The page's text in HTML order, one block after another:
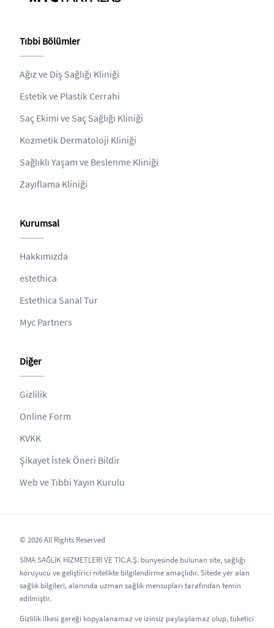
Tıbbi Bölümler
Ağız ve Diş Sağlığı Kliniği
Estetik ve Plastik Cerrahi
Saç Ekimi ve Saç Sağlığı Kliniği
Kozmetik Dermatoloji Kliniği
Sağlıklı Yaşam ve Beslenme Kliniği
Zayıflama Kliniği
Kurumsal
Hakkımızda
estethica
Estethica Sanal Tur
Myc Partners
Diğer
Gizlilik
Online Form
KVKK
Şikayet İstek Öneri Bildir
Web ve Tıbbi Yayın Kurulu
© 2026 All Rights Reserved
SİMA SAĞLIK HİZMETLERİ VE TİC.A.Ş. bünyesinde bulunan site, sağlığı
koruyucu ve geliştirici nitelikte bilgilendirme amaçlıdır. Sitede yer alan
sağlık bilgileri, alanında uzman sağlık mensupları tarafından temin
edilmiştir.
Gizlilik ilkesi gereği kopyalanamaz ve izinsiz paylaşılamaz olup, tüketici